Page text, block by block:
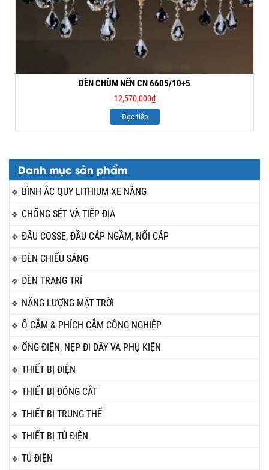
Danh mục sản phẩm
BÌNH ẮC QUY LITHIUM XE NÂNG
CHỐNG SÉT VÀ TIẾP ĐỊA
ĐẦU COSSE, ĐẦU CÁP NGẦM, NỐI CÁP
ĐÈN CHIẾU SÁNG
ĐÈN TRANG TRÍ
NĂNG LƯỢNG MẶT TRỜI
Ổ CẮM & PHÍCH CẮM CÔNG NGHIỆP
ỐNG ĐIỆN, NẸP ĐI DÂY VÀ PHỤ KIỆN
THIẾT BỊ ĐIỆN
THIẾT BỊ ĐÓNG CẮT
THIẾT BỊ TRUNG THẾ
THIẾT BỊ TỦ ĐIỆN
TỦ ĐIỆN
ĐÈN CHÙM NẾN CN 6605/10+5
12,570,000₫
Đọc tiếp